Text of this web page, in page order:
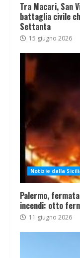
Tra Macari, San
battaglia civile
Settanta
15 giugno 2026
Notizie dalla
Palermo,
incendi: otto
11 giugno 2026